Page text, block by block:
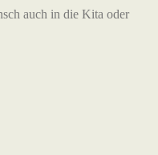
auch in die Kita oder